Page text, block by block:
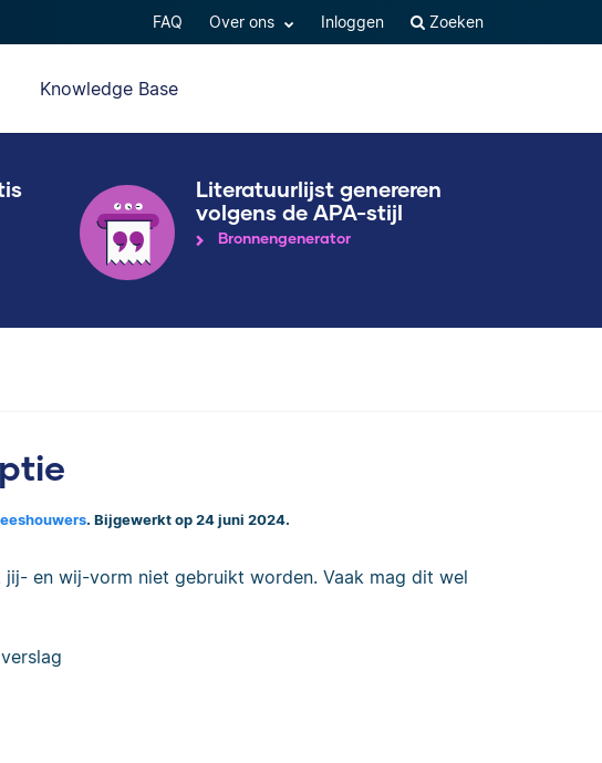
FAQ Over ons Inloggen Zoeken
Knowledge Base
Literatuurlijst genereren
volgens de APA-stijl
Bronnengenerator
. Bijgewerkt op 24 juni 2024.
en wij-vorm niet gebruikt worden. Vaak mag dit wel